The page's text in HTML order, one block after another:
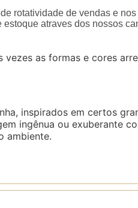
rotatividade de vendas e
atraves dos nossos
as formas e cores
inspirados em certos
ingênua ou exuberante
ambiente.